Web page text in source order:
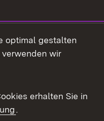
optimal gestalten
wir
erhalten Sie in
.